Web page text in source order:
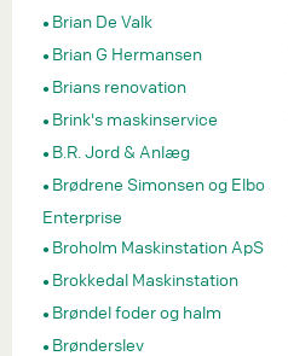
Brian De Valk
Brian G Hermansen
Brians renovation
Brink's maskinservice
B.R. Jord & Anlæg
Brødrene Simonsen og Elbo
Enterprise
Broholm Maskinstation ApS
Brokkedal Maskinstation
Brøndel foder og halm
Brønderslev